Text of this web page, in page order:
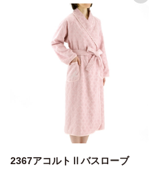
2367アコルトⅡバスローブ